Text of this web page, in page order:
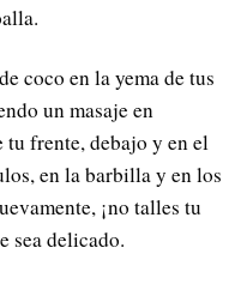
coco en la yema de tus
un masaje en
frente, debajo y en el
en la barbilla y en los
¡no talles tu
sea delicado.